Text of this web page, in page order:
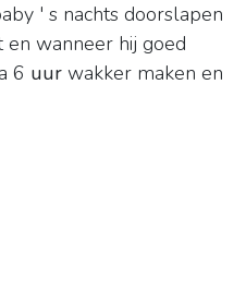
' s nachts doorslapen
en wanneer hij goed
6 uur wakker maken en